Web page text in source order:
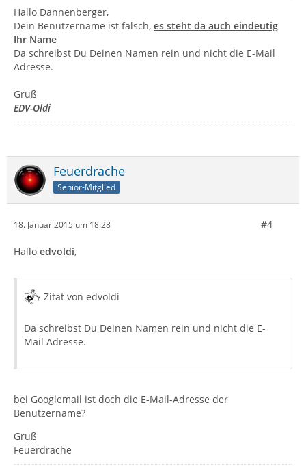
Hallo Dannenberger,
Dein Benutzername ist falsch, es steht da auch eindeutig
Ihr Name
Da schreibst Du Deinen Namen rein und nicht die E-Mail
Adresse.
Gruß
EDV-Oldi
Feuerdrache
Senior-Mitglied
18. Januar 2015 um 18:28 #4
Hallo edvoldi,
Zitat von edvoldi
Da schreibst Du Deinen Namen rein und nicht die E-
Mail Adresse.
bei Googlemail ist doch die E-Mail-Adresse der
Benutzername?
Gruß
Feuerdrache